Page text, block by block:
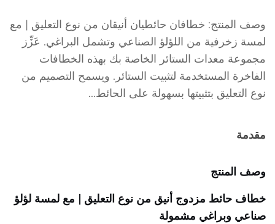
وصف المنتج: خطافان حائطيان أنيقان من نوع التعليق | مع
لمسة زخرفية من اللؤلؤ الصناعي وتشمل البراغي. عَزِّز
مجموعة معدات الستائر الخاصة بك بهذه الخطافات
الفاخرة المستخدمة لتثبيت الستائر. ويسمح التصميم من
نوع التعليق بتثبيتها بسهولة على الحائط...
مقدمة
وصف المنتج
خطاف حائط مزدوج أنيق من نوع التعليق | مع لمسة لؤلؤ
صناعي وبراغي مشمولة